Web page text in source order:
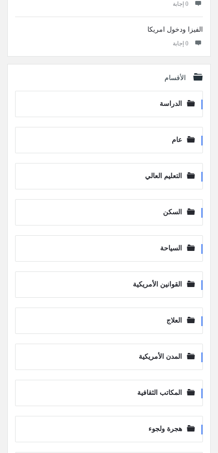
‫0 إجابة
الفيزا ودخول امريكا
‫0 إجابة
الأقسام
الدراسة
عام
التعليم العالي
السكن
السياحة
القوانين الأمريكية
العلاج
المدن الأمريكية
المكاتب الثقافية
هجرة ولجوء